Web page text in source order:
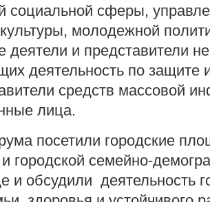
социальной сферы,
молодежной
и представители
деятельность по защите
средств массовой
лица.
посетили городские
городской семейно-
и обсудили деятельность